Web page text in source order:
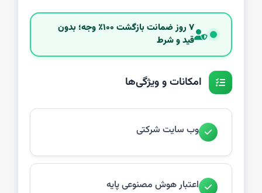
۷ روز ضمانت بازگشت ۱۰۰٪ وجه؛ بدون
قید و شرط
امکانات و ویژگی‌ها
وب سایت شرکتی
اعتبار هوش مصنوعی پایه